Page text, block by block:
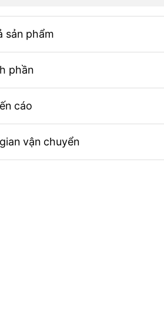
sản phẩm
phần
cáo
vận chuyển